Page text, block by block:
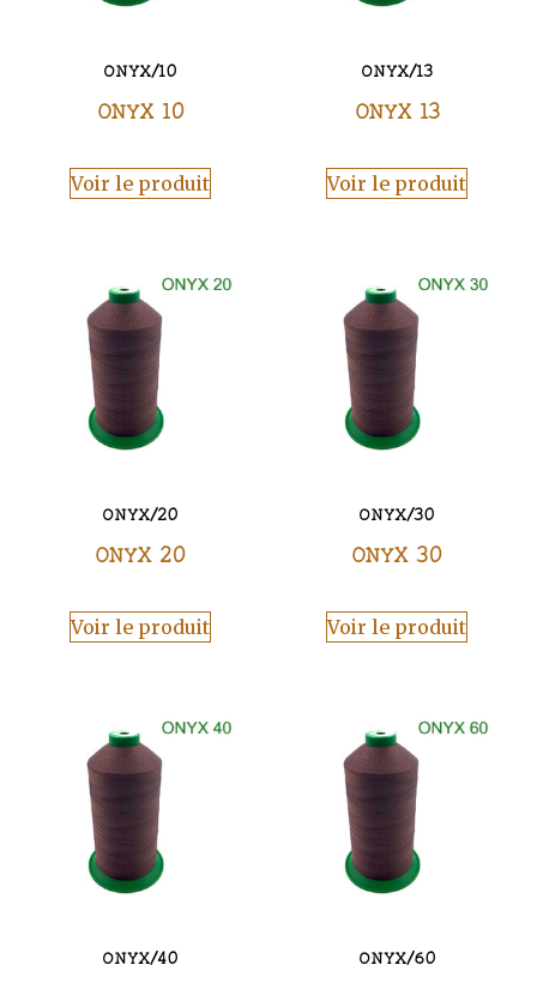
ONYX/10
ONYX 10
Voir le produit
ONYX/13
ONYX 13
Voir le produit
ONYX/20
ONYX 20
Voir le produit
ONYX/30
ONYX 30
Voir le produit
ONYX/40 ONYX/60